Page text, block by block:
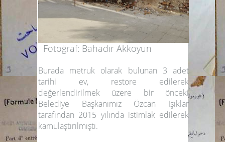
Fotoğraf: Bahadır Akkoyun
Burada metruk olarak bulunan 3 adet
tarihi ev, restore edilerek
değerlendirilmek üzere bir önceki
Belediye Başkanımız Özcan Işıklar
tarafından 2015 yılında istimlak edilerek
kamulaştırılmıştı.